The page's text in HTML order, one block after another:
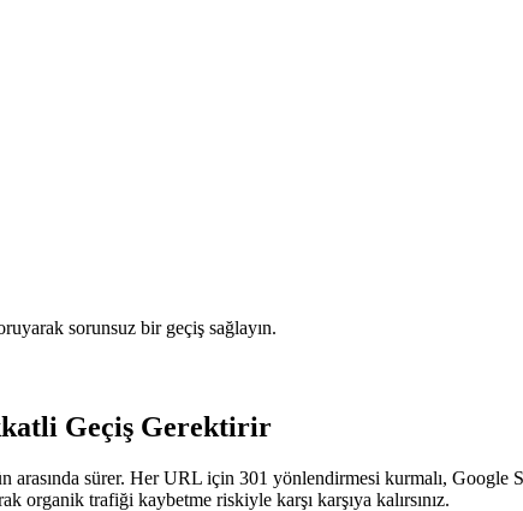
sorunsuz bir geçiş sağlayın.
Geçiş Gerektirir
arasında sürer. Her URL için 301 yönlendirmesi kurmalı,
organik trafiği kaybetme riskiyle karşı karşıya kalırsınız.